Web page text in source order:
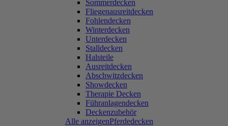
Sommerdecken
Fliegenausreitdecken
Fohlendecken
Winterdecken
Unterdecken
Stalldecken
Halsteile
Ausreitdecken
Abschwitzdecken
Showdecken
Therapie Decken
Führanlagendecken
Deckenzubehör
Alle anzeigenPferdedecken